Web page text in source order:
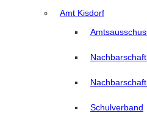
Amt Kisdorf
Schulverband